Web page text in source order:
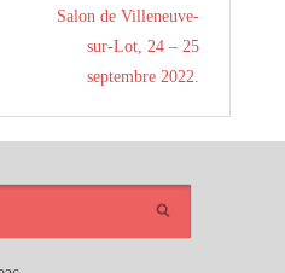
Salon de Villeneuve-
sur-Lot, 24 – 25
septembre 2022.